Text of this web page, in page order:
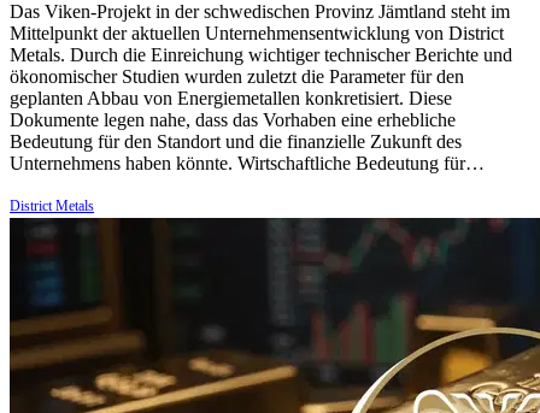
Das Viken-Projekt in der schwedischen Provinz Jämtland steht im
Mittelpunkt der aktuellen Unternehmensentwicklung von District
Metals. Durch die Einreichung wichtiger technischer Berichte und
ökonomischer Studien wurden zuletzt die Parameter für den
geplanten Abbau von Energiemetallen konkretisiert. Diese
Dokumente legen nahe, dass das Vorhaben eine erhebliche
Bedeutung für den Standort und die finanzielle Zukunft des
Unternehmens haben könnte. Wirtschaftliche Bedeutung für…
District Metals